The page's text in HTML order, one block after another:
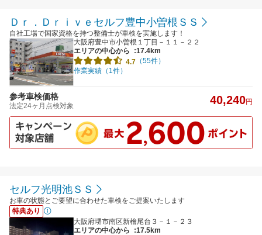
Ｄｒ．Ｄｒｉｖｅセルフ豊中小曽根ＳＳ
自社工場で国家資格を持つ整備士が車検を実施します！
大阪府豊中市小曽根１丁目－１１－２２
エリアの中心から
:17.4km
4.7 （55件）
作業実績（1件）
参考車検価格
法定24ヶ月点検対象 40,240円
セルフ光明池ＳＳ
お車の状態とご要望に合わせた車検をご提案いたします
特典あり
大阪府堺市南区新檜尾台３－１－２３
エリアの中心から
:17.5km